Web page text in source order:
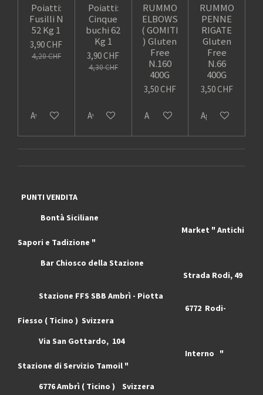
Poiatti:
Fusilli N
52 Kg 1
3,90 CHF
4,20 CHF
Avvisami quando disponibile
Poiatti:
Cinque
buchi 62
Kg 1
3,90 CHF
4,30 CHF
Avvisami quando disponibile
RUMMO
ELBOWS
( GOMITI
) Gluten
Free
N.160
400G
3,50 CHF
Aggiungi al carrello
RUMMO
PENNE
RIGATE
Gluten
Free
N.66
400G
3,50 CHF
Aggiungi al
PUNTI VENDITA
Bontà Siciliane
Market " Antichi
Sapori e Tadizione "
Bar Chiosco della Stazione
Strada Rodi, 49
Stazione FFS SBB Ambrì - Piotta
6772 Rodi-
Fiesso ( Ticino ) Svizzera
Via San Gottardo, 104
Interno "
Stazione di Servizio Tamoil "
6776 Ambrì ( Ticino ) Svizzera